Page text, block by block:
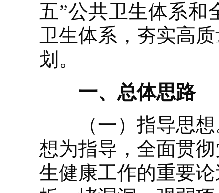
五”公共卫生体系和
卫生体系，夯实高
划。
一、总体思路
（一）指导思想
想为指导，全面贯
生健康工作的重要